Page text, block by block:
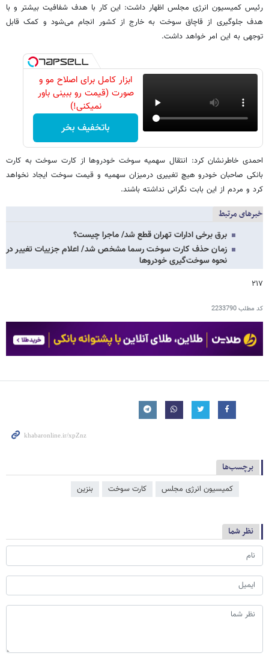
‌رئیس کمیسیون انرژی مجلس اظهار داشت: این کار با هدف شفافیت بیشتر و با
هدف جلوگیری از قاچاق سوخت به خارج از کشور انجام می‌شود و کمک قابل
توجهی به این امر خواهد داشت.
ابزار کامل برای اصلاح مو و
صورت (قیمت رو ببینی باور
نمیکنی!)
باتخفیف بخر
‌احمدی خاطرنشان کرد: انتقال سهمیه سوخت خودروها از کارت سوخت به کارت
بانکی صاحبان خودرو هیچ تغییری درمیزان سهمیه و قیمت سوخت ایجاد نخواهد
کرد و مردم از این بابت نگرانی نداشته باشند.
خبرهای مرتبط
برق برخی ادارات تهران قطع شد/ ماجرا چیست؟
زمان حذف کارت سوخت رسما مشخص شد/ اعلام جزییات تغییر در
نحوه سوخت‌گیری خودروها
۲۱۷
کد مطلب2233790
برچسب‌ها
کمیسیون انرژی مجلس کارت سوخت بنزین
نظر شما